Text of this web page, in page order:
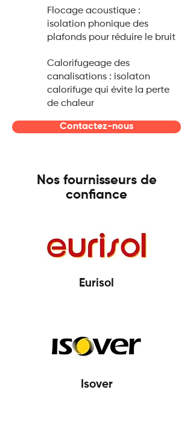
Flocage acoustique :
isolation phonique des
plafonds pour réduire le bruit
Calorifugeage des
canalisations : isolaton
calorifuge qui évite la perte
de chaleur
Contactez-nous
Nos fournisseurs de
confiance
Eurisol
Isover